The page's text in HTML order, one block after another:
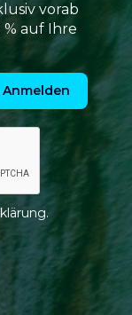
vorab
auf Ihre
Anmelden
.